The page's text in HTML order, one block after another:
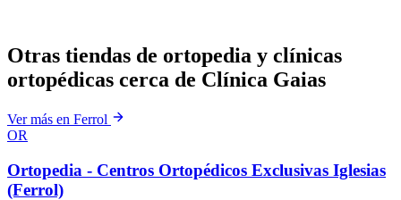
Otras tiendas de ortopedia y clínicas
ortopédicas cerca de Clínica Gaias
Ver más en Ferrol
OR
Ortopedia - Centros Ortopédicos Exclusivas Iglesias
(Ferrol)